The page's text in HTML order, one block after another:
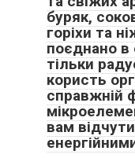
буряк,
горіхи та
поєднано в
тільки
користь
справжній
вам